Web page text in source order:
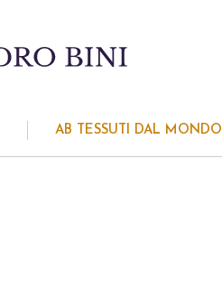
AB TESSUTI DAL MONDO